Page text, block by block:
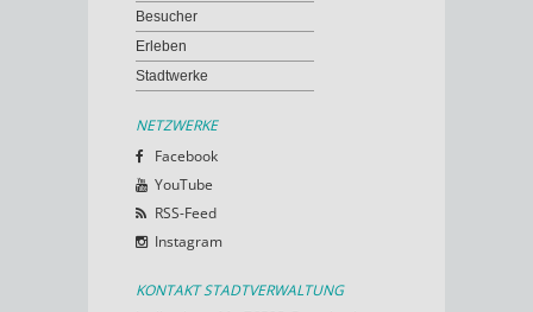
Besucher
Erleben
Stadtwerke
NETZWERKE
Facebook
YouTube
RSS-Feed
Instagram
KONTAKT STADTVERWALTUNG